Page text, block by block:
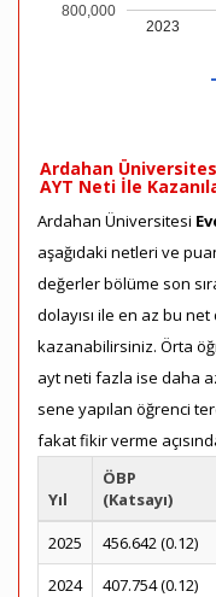
2023
800,000
Ardahan
AYT Neti İle
Ardahan Üniversitesi
aşağıdaki netleri ve
değerler bölüme son
dolayısı ile en az bu
kazanabilirsiniz. Örta
ayt neti fazla ise daha
sene yapılan öğrenci
fakat fikir verme
Yıl
ÖBP
(Katsayı)
2025
456.642 (0.12)
2024
407.754 (0.12)